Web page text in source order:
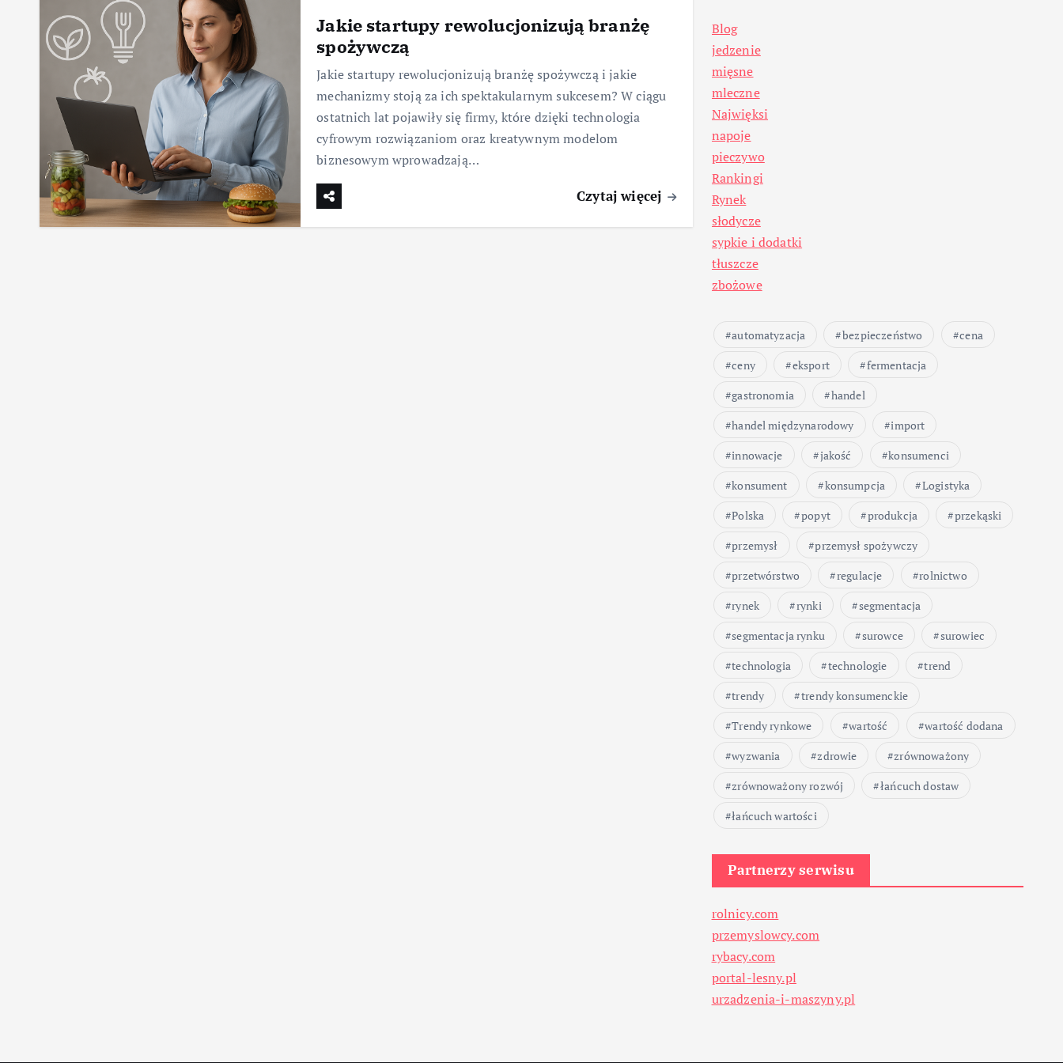
Jakie startupy rewolucjonizują branżę
spożywczą
Jakie startupy rewolucjonizują branżę spożywczą i jakie
mechanizmy stoją za ich spektakularnym sukcesem? W ciągu
ostatnich lat pojawiły się firmy, które dzięki technologia
cyfrowym rozwiązaniom oraz kreatywnym modelom
biznesowym wprowadzają…
Czytaj więcej
Blog
jedzenie
mięsne
mleczne
Najwięksi
napoje
pieczywo
Rankingi
Rynek
słodycze
sypkie i dodatki
tłuszcze
zbożowe
automatyzacja bezpieczeństwo
cena
ceny
eksport
fermentacja
gastronomia
handel
handel międzynarodowy
import
innowacje
jakość
konsumenci
konsument
konsumpcja
Logistyka
Polska
popyt produkcja
przekąski
przemysł
przemysł spożywczy
przetwórstwo
regulacje
rolnictwo
rynek
rynki
segmentacja
segmentacja rynku
surowce
surowiec
technologia
technologie
trend
trendy
trendy konsumenckie
Trendy rynkowe
wartość
wartość dodana
wyzwania
zdrowie
zrównoważony
zrównoważony rozwój
łańcuch dostaw
łańcuch wartości
Partnerzy serwisu
rolnicy.com
przemyslowcy.com
rybacy.com
portal-lesny.pl
urzadzenia-i-maszyny.pl